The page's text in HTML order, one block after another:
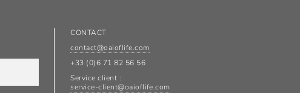
CONTACT
contact@oaioflife.com
+33 (0)6 71 82 56 56
Service client :
service-client@oaioflife.com